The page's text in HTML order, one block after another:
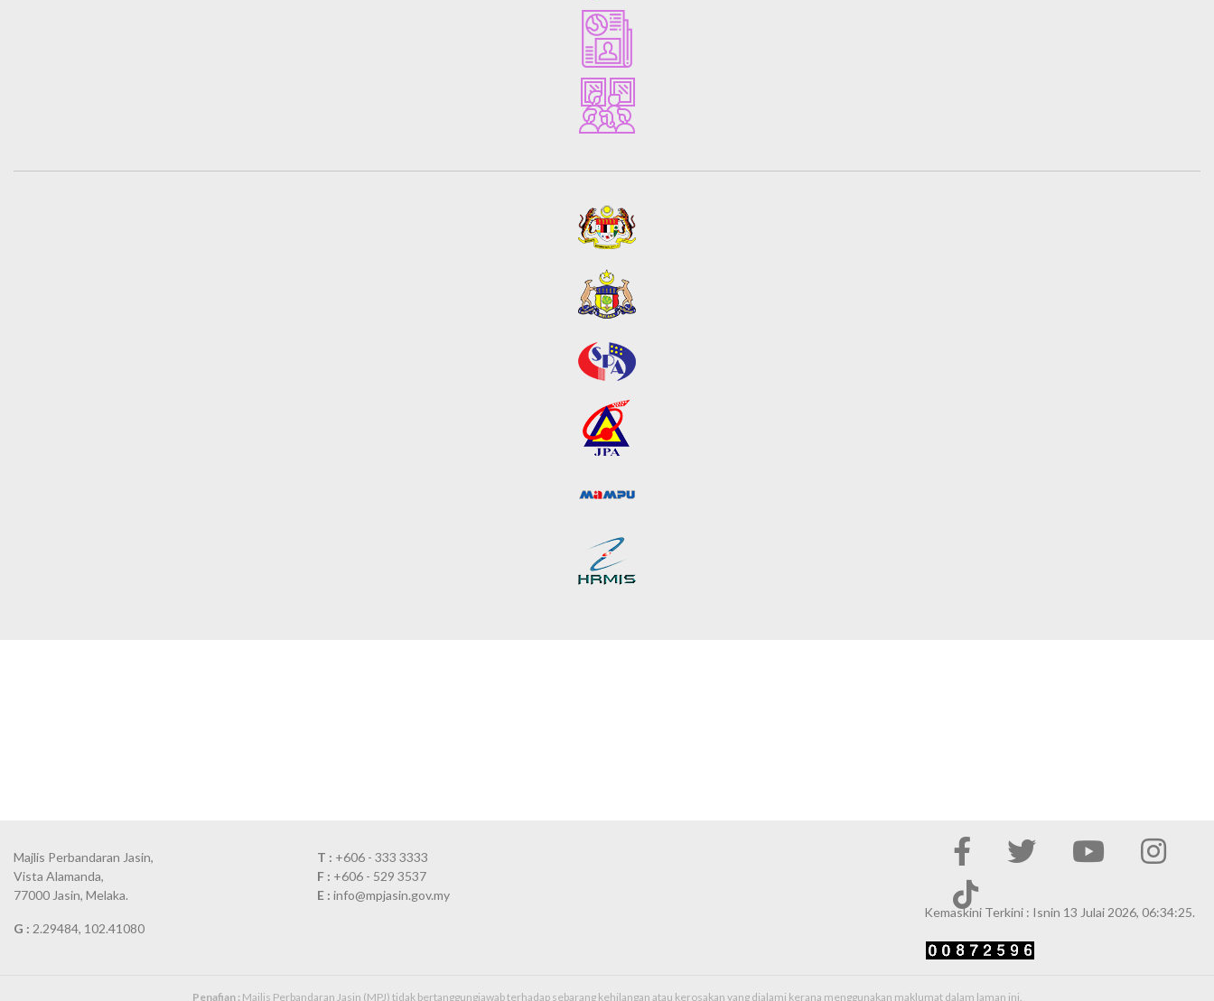
Majlis Perbandaran Jasin,
Vista Alamanda,
77000 Jasin, Melaka.
G : 2.29484, 102.41080
T : +606 - 333 3333
F : +606 - 529 3537
E : info@mpjasin.gov.my
Kemaskini Terkini : Isnin 13 Julai 2026, 06:34:25.
Penafian : Majlis Perbandaran Jasin (MPJ) tidak bertanggungjawab terhadap sebarang kehilangan atau kerosakan yang dialami kerana menggunakan maklumat dalam laman ini.